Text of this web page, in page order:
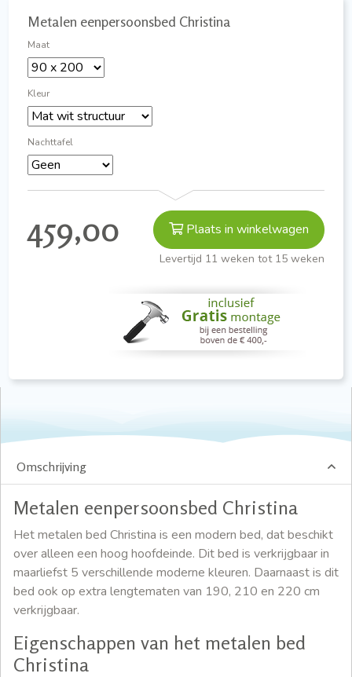
Metalen eenpersoonsbed Christina
Maat
Kleur
Nachttafel
459,00 Plaats in winkelwagen
Levertijd 11 weken tot 15 weken
Omschrijving
Metalen eenpersoonsbed Christina
Het metalen bed Christina is een modern bed, dat beschikt
over alleen een hoog hoofdeinde. Dit bed is verkrijgbaar in
maarliefst 5 verschillende moderne kleuren. Daarnaast is dit
bed ook op extra lengtematen van 190, 210 en 220 cm
verkrijgbaar.
Eigenschappen van het metalen bed
Christina